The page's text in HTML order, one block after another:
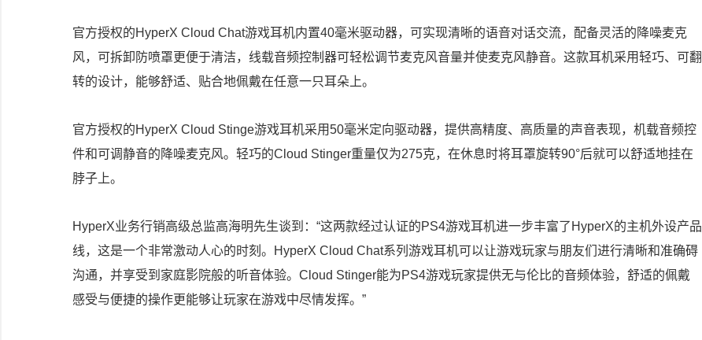
官方授权的HyperX Cloud Chat游戏耳机内置40毫米驱动器，可实现清晰的语音对话交流，配备灵活的降噪麦克
风，可拆卸防喷罩更便于清洁，线载音频控制器可轻松调节麦克风音量并使麦克风静音。这款耳机采用轻巧、可翻
转的设计，能够舒适、贴合地佩戴在任意一只耳朵上。
官方授权的HyperX Cloud Stinge游戏耳机采用50毫米定向驱动器，提供高精度、高质量的声音表现，机载音频控
件和可调静音的降噪麦克风。轻巧的Cloud Stinger重量仅为275克，在休息时将耳罩旋转90°后就可以舒适地挂在
脖子上。
HyperX业务行销高级总监高海明先生谈到：“这两款经过认证的PS4游戏耳机进一步丰富了HyperX的主机外设产品
线，这是一个非常激动人心的时刻。HyperX Cloud Chat系列游戏耳机可以让游戏玩家与朋友们进行清晰和准确碍
沟通，并享受到家庭影院般的听音体验。Cloud Stinger能为PS4游戏玩家提供无与伦比的音频体验，舒适的佩戴
感受与便捷的操作更能够让玩家在游戏中尽情发挥。”